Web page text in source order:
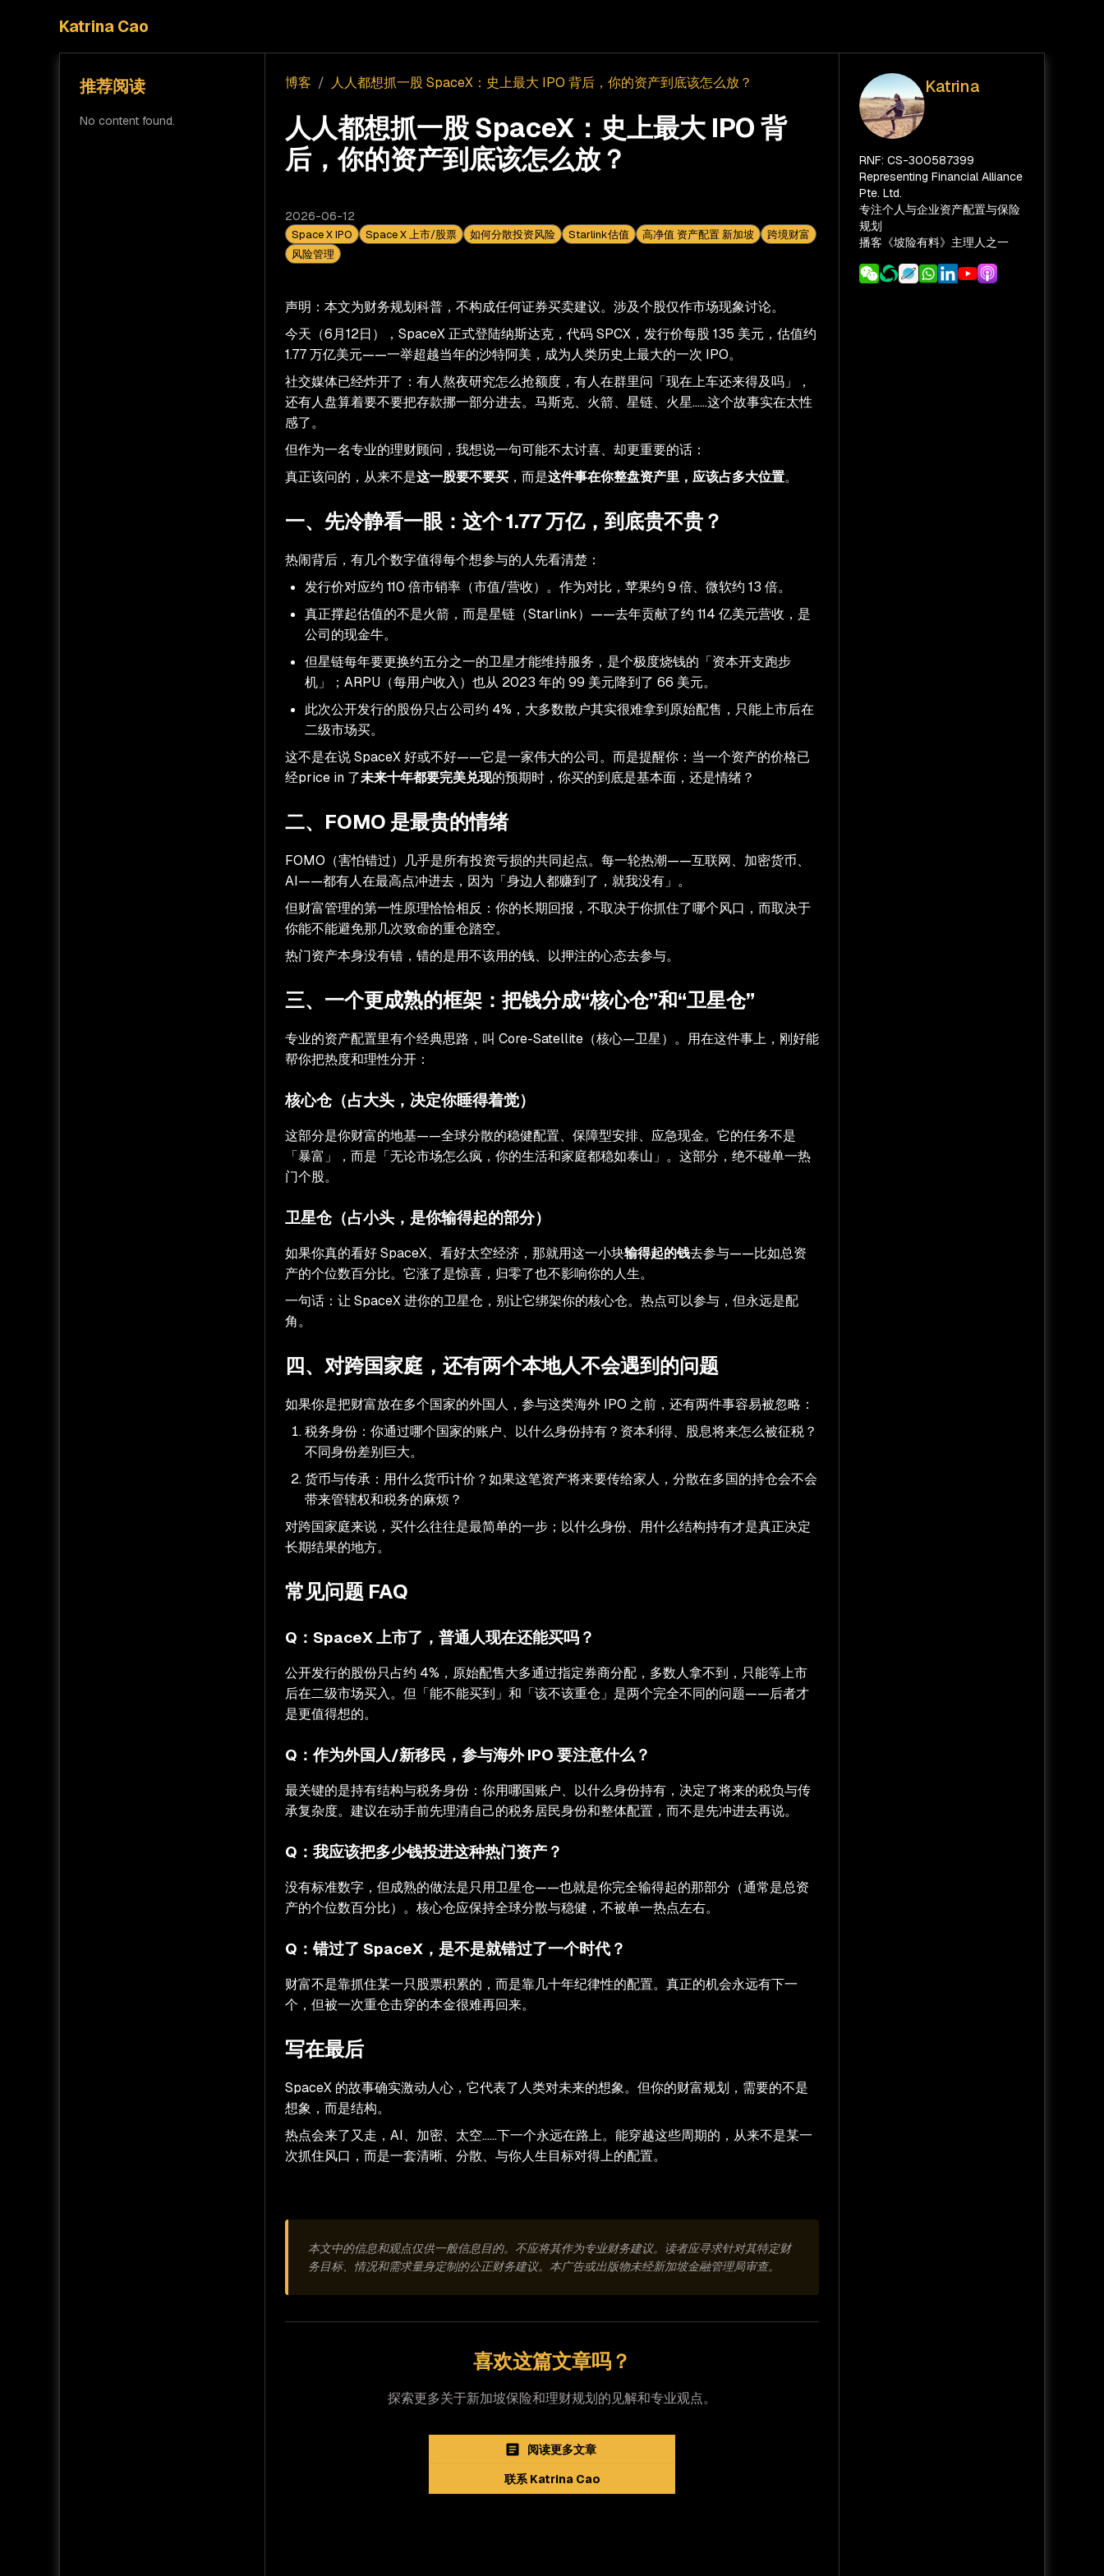
Katrina Cao
推荐阅读
No content found.
博客 / 人人都想抓一股 SpaceX：史上最大 IPO 背后，你的资产到底该怎么放？
人人都想抓一股 SpaceX：史上最大 IPO 背
后，你的资产到底该怎么放？
2026-06-12
Space X IPO Space X 上市/股票 如何分散投资风险 Starlink估值 高净值 资产配置 新加坡
跨境财富
风险管理
声明：本文为财务规划科普，不构成任何证券买卖建议。涉及个股仅作市场现象讨论。
今天（6月12日），SpaceX 正式登陆纳斯达克，代码 SPCX，发行价每股 135 美元，估值约
1.77 万亿美元——一举超越当年的沙特阿美，成为人类历史上最大的一次 IPO。
社交媒体已经炸开了：有人熬夜研究怎么抢额度，有人在群里问「现在上车还来得及吗」，
还有人盘算着要不要把存款挪一部分进去。马斯克、火箭、星链、火星……这个故事实在太性
感了。
但作为一名专业的理财顾问，我想说一句可能不太讨喜、却更重要的话：
真正该问的，从来不是这一股要不要买 ，而是这件事在你整盘资产里，应该占多大位置。
一、先冷静看一眼：这个 1.77 万亿，到底贵不贵？
热闹背后，有几个数字值得每个想参与的人先看清楚：
发行价对应约 110 倍市销率（市值/营收）。作为对比，苹果约 9 倍、微软约 13 倍。
真正撑起估值的不是火箭，而是星链（Starlink）——去年贡献了约 114 亿美元营收，是
公司的现金牛。
但星链每年要更换约五分之一的卫星才能维持服务，是个极度烧钱的「资本开支跑步
机」；ARPU（每用户收入）也从 2023 年的 99 美元降到了 66 美元。
此次公开发行的股份只占公司约 4%，大多数散户其实很难拿到原始配售，只能上市后在
二级市场买。
这不是在说 SpaceX 好或不好——它是一家伟大的公司。而是提醒你：当一个资产的价格已
经price in 了未来十年都要完美兑现的预期时，你买的到底是基本面，还是情绪？
二、FOMO 是最贵的情绪
FOMO（害怕错过）几乎是所有投资亏损的共同起点。每一轮热潮——互联网、加密货币、
AI——都有人在最高点冲进去，因为「身边人都赚到了，就我没有」。
但财富管理的第一性原理恰恰相反：你的长期回报，不取决于你抓住了哪个风口，而取决于
你能不能避免那几次致命的重仓踏空。
热门资产本身没有错，错的是用不该用的钱、以押注的心态去参与。
三、一个更成熟的框架：把钱分成“核心仓”和“卫星仓”
专业的资产配置里有个经典思路，叫 Core-Satellite（核心—卫星）。用在这件事上，刚好能
帮你把热度和理性分开：
核心仓（占大头，决定你睡得着觉）
这部分是你财富的地基——全球分散的稳健配置、保障型安排、应急现金。它的任务不是
「暴富」，而是「无论市场怎么疯，你的生活和家庭都稳如泰山」。这部分，绝不碰单一热
门个股。
卫星仓（占小头，是你输得起的部分）
如果你真的看好 SpaceX、看好太空经济，那就用这一小块输得起的钱去参与——比如总资
产的个位数百分比。它涨了是惊喜，归零了也不影响你的人生。
一句话：让 SpaceX 进你的卫星仓，别让它绑架你的核心仓。热点可以参与，但永远是配
角。
四、对跨国家庭，还有两个本地人不会遇到的问题
如果你是把财富放在多个国家的外国人，参与这类海外 IPO 之前，还有两件事容易被忽略：
税务身份：你通过哪个国家的账户、以什么身份持有？资本利得、股息将来怎么被征税？
不同身份差别巨大。
货币与传承：用什么货币计价？如果这笔资产将来要传给家人，分散在多国的持仓会不会
带来管辖权和税务的麻烦？
对跨国家庭来说，买什么往往是最简单的一步；以什么身份、用什么结构持有才是真正决定
长期结果的地方。
常见问题 FAQ
Q：SpaceX 上市了，普通人现在还能买吗？
公开发行的股份只占约 4%，原始配售大多通过指定券商分配，多数人拿不到，只能等上市
后在二级市场买入。但「能不能买到」和「该不该重仓」是两个完全不同的问题——后者才
是更值得想的。
Q：作为外国人/新移民，参与海外 IPO 要注意什么？
最关键的是持有结构与税务身份：你用哪国账户、以什么身份持有，决定了将来的税负与传
承复杂度。建议在动手前先理清自己的税务居民身份和整体配置，而不是先冲进去再说。
Q：我应该把多少钱投进这种热门资产？
没有标准数字，但成熟的做法是只用卫星仓——也就是你完全输得起的那部分（通常是总资
产的个位数百分比）。核心仓应保持全球分散与稳健，不被单一热点左右。
Q：错过了 SpaceX，是不是就错过了一个时代？
财富不是靠抓住某一只股票积累的，而是靠几十年纪律性的配置。真正的机会永远有下一
个，但被一次重仓击穿的本金很难再回来。
写在最后
SpaceX 的故事确实激动人心，它代表了人类对未来的想象。但你的财富规划，需要的不是
想象，而是结构。
热点会来了又走，AI、加密、太空……下一个永远在路上。能穿越这些周期的，从来不是某一
次抓住风口，而是一套清晰、分散、与你人生目标对得上的配置。
本文中的信息和观点仅供一般信息目的。不应将其作为专业财务建议。读者应寻求针对其特定财
务目标、情况和需求量身定制的公正财务建议。本广告或出版物未经新加坡金融管理局审查。
喜欢这篇文章吗？
探索更多关于新加坡保险和理财规划的见解和专业观点。
阅读更多文章
联系 Katrina Cao
Katrina
RNF: CS-300587399
Representing Financial Alliance
Pte. Ltd.
专注个人与企业资产配置与保险
规划
播客《坡险有料》主理人之一